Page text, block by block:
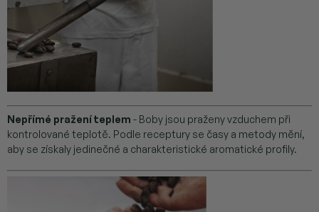
Nepřímé pražení teplem - Boby jsou praženy vzduchem při
kontrolované teplotě. Podle receptury se časy a metody mění,
aby se získaly jedinečné a charakteristické aromatické profily.